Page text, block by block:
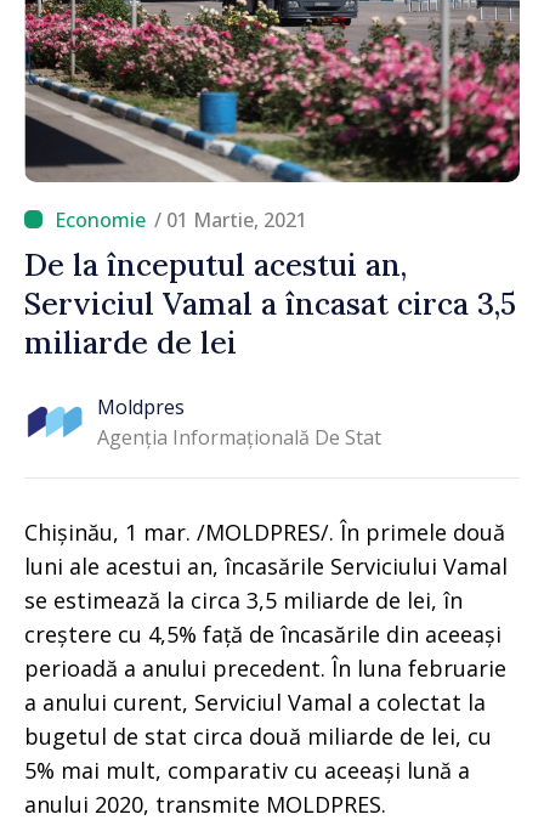
/ 01 Martie, 2021
De la începutul acestui an,
Serviciul Vamal a încasat circa 3,5
miliarde de lei
Moldpres
Agenția Informațională De Stat
Chișinău, 1 mar. /MOLDPRES/. În primele două
luni ale acestui an, încasările Serviciului Vamal
se estimează la circa 3,5 miliarde de lei, în
creștere cu 4,5% față de încasările din aceeași
perioadă a anului precedent. În luna februarie
a anului curent, Serviciul Vamal a colectat la
bugetul de stat circa două miliarde de lei, cu
5% mai mult, comparativ cu aceeași lună a
anului 2020, transmite MOLDPRES.